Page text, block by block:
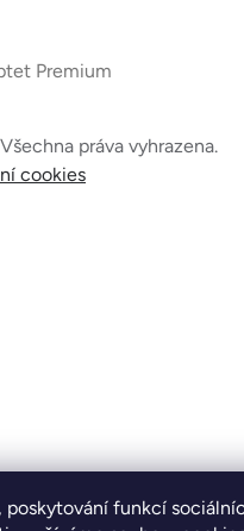
poskytování funkcí
Premium
práva vyhrazena.
cookies